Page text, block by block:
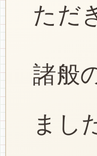
ただ
諸般
まし